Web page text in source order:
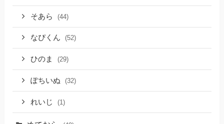
そあら (44)
なぴくん (52)
ひのま (29)
ぽちいぬ (32)
れいじ (1)